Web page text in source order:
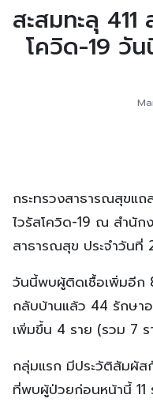
สะสมทะลุ
โควิด-19 วั
กระทรวงสาธารณสุขแ
ไวรัสโควิด-19 ณ​ สำนัก
สาธารณสุข ประจำวันที่
วันนี้พบผู้ติดเชื้อเพิ่มอีก
กลับบ้านแล้ว 44 รักษา
เพิ่มขึ้น 4 ราย (รวม 7 ร
กลุ่มแรก มีประวัติสัมผั
ที่พบผู้ป่วยก่อนหน้านี้ 11